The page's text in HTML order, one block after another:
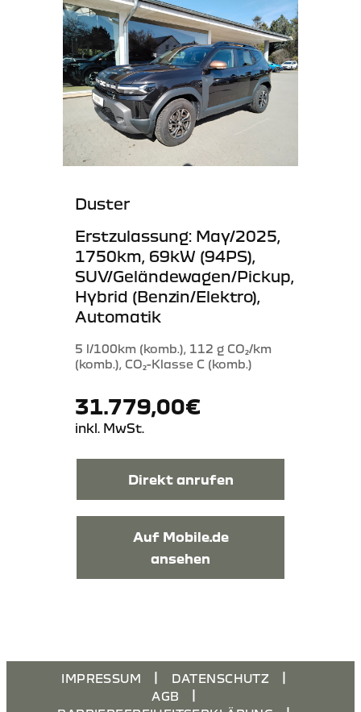
Duster
Erstzulassung: May/2025,
1750km, 69kW (94PS),
SUV/Geländewagen/Pickup,
Hybrid (Benzin/Elektro),
Automatik
5 l/100km (komb.), 112 g CO₂/km
(komb.), CO₂-Klasse C (komb.)
31.779,00€
inkl. MwSt.
Direkt anrufen
Auf Mobile.de
ansehen
IMPRESSUM
DATENSCHUTZ
AGB